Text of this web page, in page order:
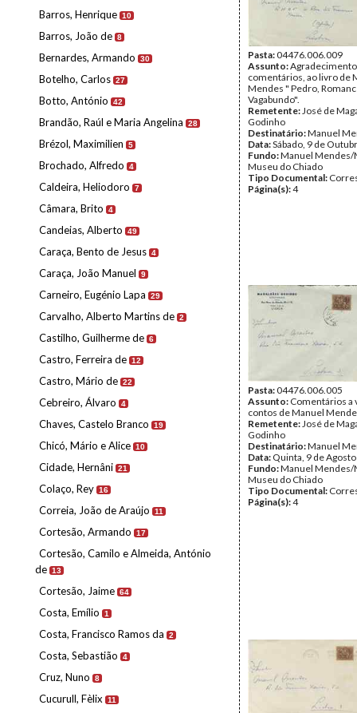
Barros, Henrique 10
Barros, João de 8
Bernardes, Armando 30
Botelho, Carlos 27
Botto, António 42
Brandão, Raúl e Maria Angelina 28
Brézol, Maximilien 5
Brochado, Alfredo 4
Caldeira, Heliodoro 7
Câmara, Brito 4
Candeias, Alberto 49
Caraça, Bento de Jesus 4
Caraça, João Manuel 9
Carneiro, Eugénio Lapa 29
Carvalho, Alberto Martins de 2
Castilho, Guilherme de 6
Castro, Ferreira de 12
Castro, Mário de 22
Cebreiro, Álvaro 4
Chaves, Castelo Branco 19
Chicó, Mário e Alice 10
Cidade, Hernâni 21
Colaço, Rey 16
Correia, João de Araújo 11
Cortesão, Armando 17
Cortesão, Camilo e Almeida, António
de 13
Cortesão, Jaime 64
Costa, Emílio 1
Costa, Francisco Ramos da 2
Costa, Sebastião 4
Cruz, Nuno 8
Cucurull, Fèlix 11
Pasta:04476.006.009
Assunto:
comentários, ao livro de
Mendes " Pedro,
Vagabundo".
Remetente:José de
Godinho
Destinatário:Manuel
Data:Sábado, 9 de
Fundo:Manuel Mendes/
Museu do Chiado
Tipo Documental:
Página(s):4
Pasta:04476.006.005
Assunto: Comentários a
contos de Manuel
Remetente:José de
Godinho
Destinatário:Manuel
Data: Quinta, 9 de
Fundo:Manuel Mendes/
Museu do Chiado
Tipo Documental:
Página(s):4